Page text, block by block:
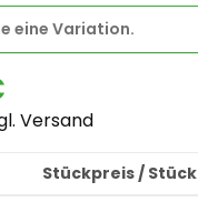
eine Variation.
Versand
Stückpreis / Stück